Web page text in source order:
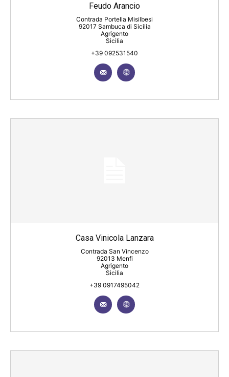
Feudo Arancio
Contrada Portella Misilbesi
92017 Sambuca di Sicilia
Agrigento
Sicilia
+39 092531540
Casa Vinicola Lanzara
Contrada San Vincenzo
92013 Menfi
Agrigento
Sicilia
+39 0917495042